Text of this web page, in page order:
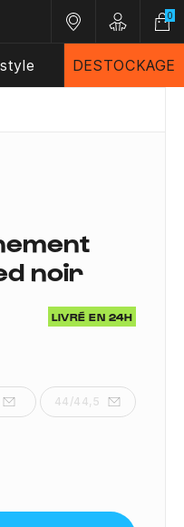
Nos magasins
Customer
0
DESTOCKAGE
noir
LIVRÉ EN 24H
44/44,5